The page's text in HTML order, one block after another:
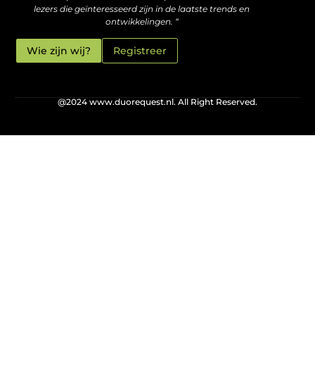
lezers die geïnteresseerd zijn in de laatste trends en
ontwikkelingen. “
Wie zijn wij? Registreer
@2024 www.duorequest.nl. All Right Reserved.